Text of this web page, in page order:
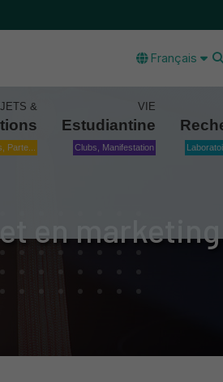
Français
&
Parte...
VIE
Estudiantine
Clubs, Manifestation
en